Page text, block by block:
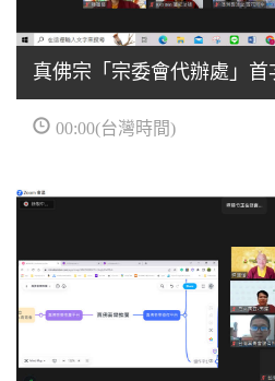
真佛宗「宗委會代辦處」首
00:00(台灣時間)